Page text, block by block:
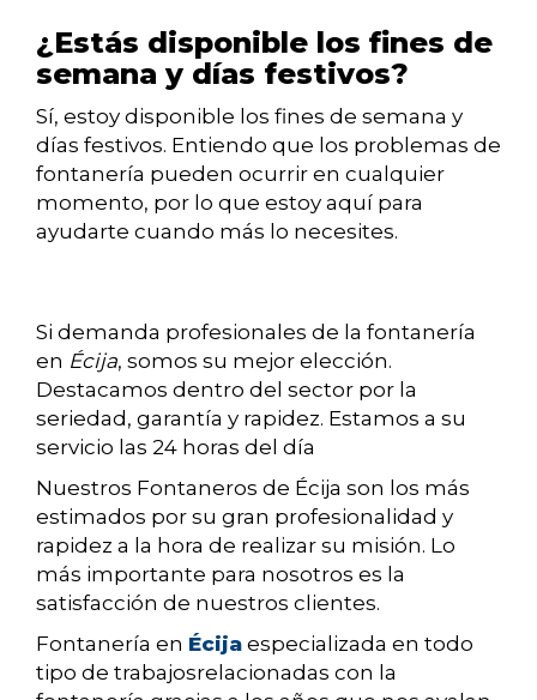
¿Estás disponible los fines de
semana y días festivos?
Sí, estoy disponible los fines de semana y
días festivos. Entiendo que los problemas de
fontanería pueden ocurrir en cualquier
momento, por lo que estoy aquí para
ayudarte cuando más lo necesites.
Si demanda profesionales de la fontanería
en Écija, somos su mejor elección.
Destacamos dentro del sector por la
seriedad, garantía y rapidez. Estamos a su
servicio las 24 horas del día
Nuestros Fontaneros de Écija son los más
estimados por su gran profesionalidad y
rapidez a la hora de realizar su misión. Lo
más importante para nosotros es la
satisfacción de nuestros clientes.
Fontanería en Écija especializada en todo
tipo de trabajosrelacionadas con la